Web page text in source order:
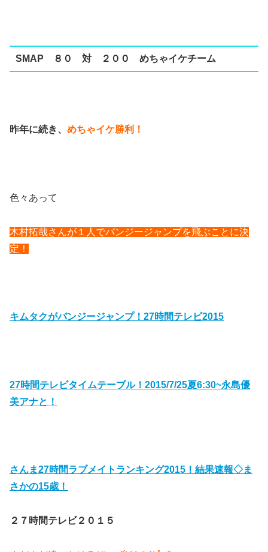
SMAP ８０ 対 ２００ めちゃイケチーム
昨年に続き、 めちゃイケ勝利！
色々あって
木村拓哉さんが１人でバンジージャンプを飛ぶことに決
定！
キムタクがバンジージャンプ！27時間テレビ2015
27時間テレビタイムテーブル！2015/7/25夏6:30~永島優
美アナと！
さんま27時間ラブメイトランキング2015！結果速報◇ま
さかの15歳！
２７時間テレビ２０１５